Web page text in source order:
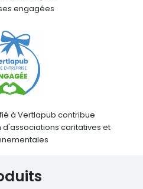
engagées
à Vertlapub contribue
caritatives et